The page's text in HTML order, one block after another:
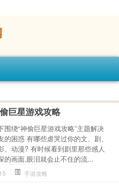
巨星游戏攻略
围绕“神偷巨星游戏攻略”主题解决
的困惑 有哪些虐哭过你的文、剧、
、动漫? 有时候看到剧里那些感人
的画面,眼泪就会止不住的流...
15 手游攻略